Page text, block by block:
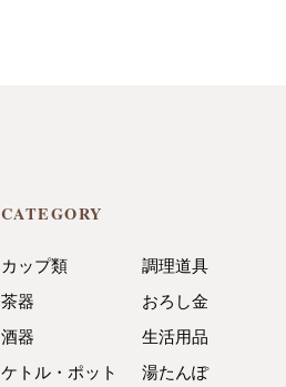
CATEGORY
カップ類
茶器
酒器
ケトル・ポット
調理道具
おろし金
生活用品
湯たんぽ